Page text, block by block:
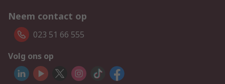
Neem contact op
023 51 66 555
Volg ons op